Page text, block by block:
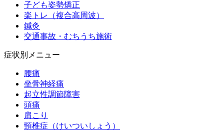
子ども姿勢矯正
楽トレ（複合高周波）
鍼灸
交通事故・むちうち施術
症状別メニュー
腰痛
坐骨神経痛
起立性調節障害
頭痛
肩こり
頸椎症（けいついしょう）